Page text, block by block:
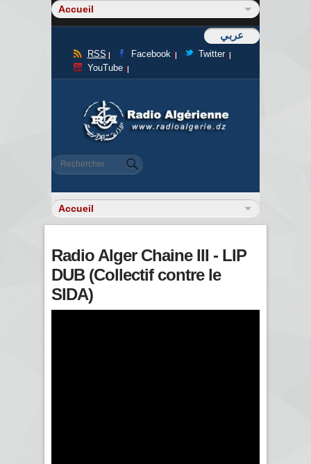
عربي
RSS Facebook
Twitter
YouTube
Formulaire de recherche
Rechercher
Radio Alger Chaine III - LIP
DUB (Collectif contre le
SIDA)